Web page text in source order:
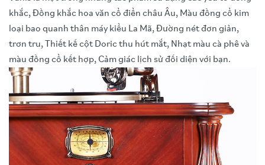
khắc, Đồng khắc hoa văn cổ điển châu Âu, Màu đồng cổ kim
loại bao quanh thân máy kiểu La Mã, Đường nét đơn giản,
trơn tru, Thiết kế cột Doric thu hút mắt, Nhạt màu cà phê và
màu đồng cổ kết hợp, Cảm giác lịch sử đối diện với bạn.